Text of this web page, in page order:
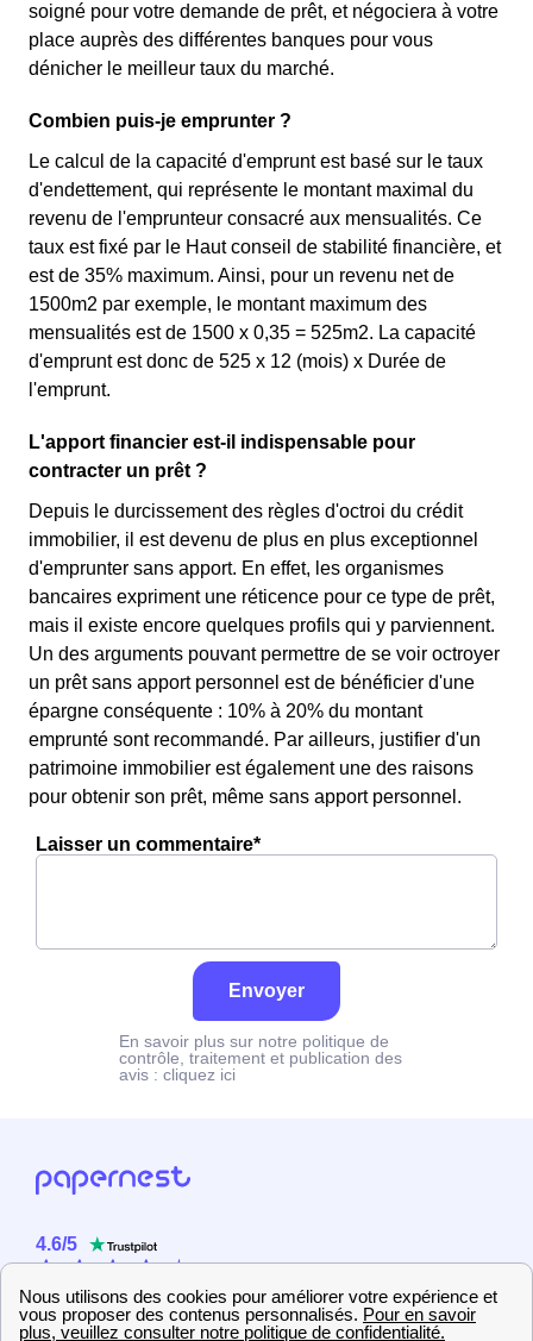
soigné pour votre demande de prêt, et négociera à votre
place auprès des différentes banques pour vous
dénicher le meilleur taux du marché.
Combien puis-je emprunter ?
Le calcul de la capacité d'emprunt est basé sur le taux
d'endettement, qui représente le montant maximal du
revenu de l'emprunteur consacré aux mensualités. Ce
taux est fixé par le Haut conseil de stabilité financière, et
est de 35% maximum. Ainsi, pour un revenu net de
1500m2 par exemple, le montant maximum des
mensualités est de 1500 x 0,35 = 525m2. La capacité
d'emprunt est donc de 525 x 12 (mois) x Durée de
l'emprunt.
L'apport financier est-il indispensable pour
contracter un prêt ?
Depuis le durcissement des règles d'octroi du crédit
immobilier, il est devenu de plus en plus exceptionnel
d'emprunter sans apport. En effet, les organismes
bancaires expriment une réticence pour ce type de prêt,
mais il existe encore quelques profils qui y parviennent.
Un des arguments pouvant permettre de se voir octroyer
un prêt sans apport personnel est de bénéficier d'une
épargne conséquente : 10% à 20% du montant
emprunté sont recommandé. Par ailleurs, justifier d'un
patrimoine immobilier est également une des raisons
pour obtenir son prêt, même sans apport personnel.
Laisser un commentaire*
Envoyer
En savoir plus sur notre politique de
contrôle, traitement et publication des
avis : cliquez ici
4.6/5
2358 utilisateurs